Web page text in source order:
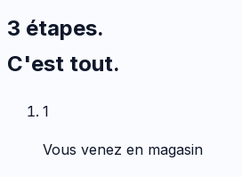
3 étapes.
C'est tout.
1
Vous venez en magasin